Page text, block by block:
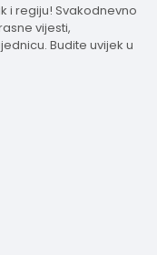
i regiju! Svakodnevno
vijesti,
Budite uvijek u